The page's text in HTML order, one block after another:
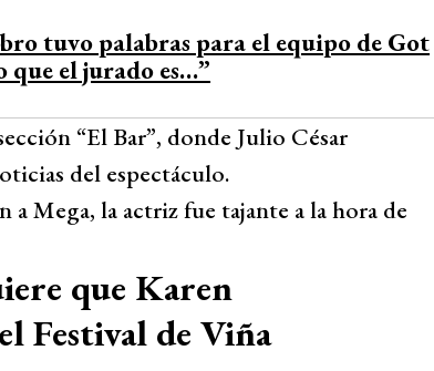
tuvo palabras para el equipo de Got
el jurado es…”
“El Bar”, donde Julio César
del espectáculo.
Mega, la actriz fue tajante a la hora de
que Karen
Festival de Viña